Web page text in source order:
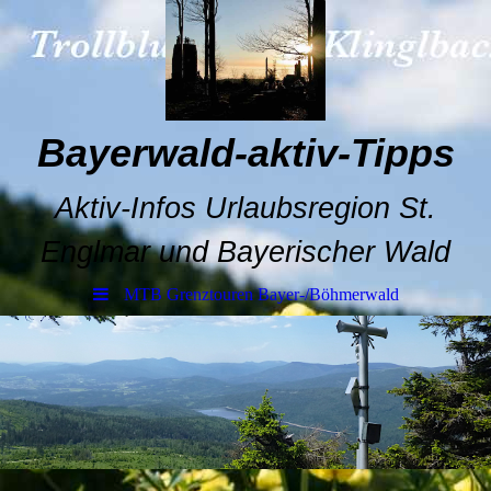
Bayerwald-aktiv-Tipps
Aktiv-Infos Urlaubsregion St.
Englmar und Bayerischer Wald
MTB Grenztouren Bayer-/Böhmerwald